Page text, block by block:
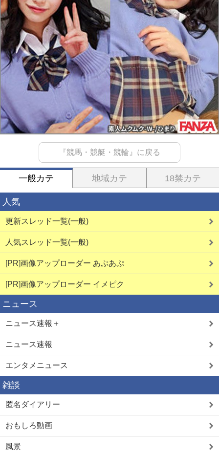
『競馬・競艇・競輪』に戻る
一般カテ 地域カテ 18禁カテ
人気
更新スレッド一覧(一般)
人気スレッド一覧(一般)
[PR]画像アップローダー あぷあぷ
[PR]画像アップローダー イメピク
ニュース
ニュース速報＋
ニュース速報
エンタメニュース
雑談
匿名ダイアリー
おもしろ動画
風景